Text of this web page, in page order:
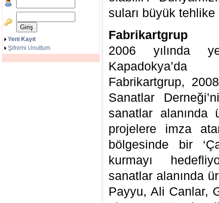
Yeni Kayıt
Şifremi Unuttum
suları büyük tehlike
Fabrikartgrup
2006 yılında
Kapadokya’da
Fabrikartgrup,
Sanatlar
sanatlar alanında
projelere imza
bölgesinde bir
kurmayı
sanatlar alanında
Payyu, Ali Canlar,